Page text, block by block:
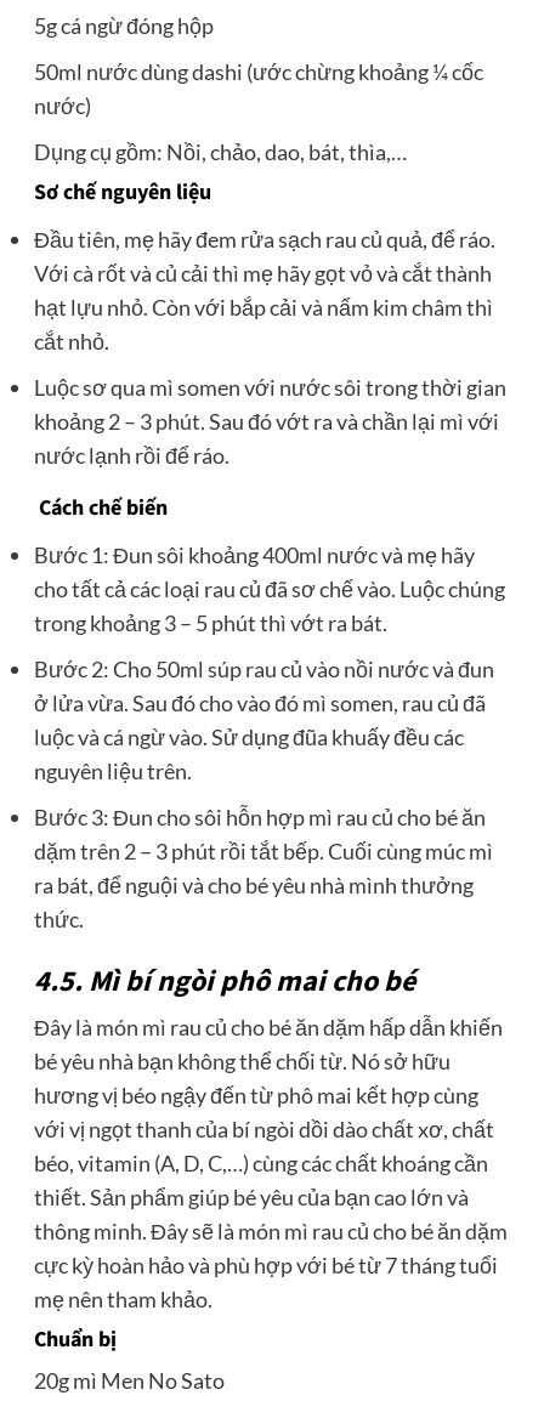
5g cá ngừ đóng hộp
50ml nước dùng dashi (ước chừng khoảng ¼ cốc
nước)
Dụng cụ gồm: Nồi, chảo, dao, bát, thìa,…
Sơ chế nguyên liệu
Đầu tiên, mẹ hãy đem rửa sạch rau củ quả, để ráo.
Với cà rốt và củ cải thì mẹ hãy gọt vỏ và cắt thành
hạt lựu nhỏ. Còn với bắp cải và nấm kim châm thì
cắt nhỏ.
Luộc sơ qua mì somen với nước sôi trong thời gian
khoảng 2 – 3 phút. Sau đó vớt ra và chần lại mì với
nước lạnh rồi để ráo.
Cách chế biến
Bước 1: Đun sôi khoảng 400ml nước và mẹ hãy
cho tất cả các loại rau củ đã sơ chế vào. Luộc chúng
trong khoảng 3 – 5 phút thì vớt ra bát.
Bước 2: Cho 50ml súp rau củ vào nồi nước và đun
ở lửa vừa. Sau đó cho vào đó mì somen, rau củ đã
luộc và cá ngừ vào. Sử dụng đũa khuấy đều các
nguyên liệu trên.
Bước 3: Đun cho sôi hỗn hợp mì rau củ cho bé ăn
dặm trên 2 – 3 phút rồi tắt bếp. Cuối cùng múc mì
ra bát, để nguội và cho bé yêu nhà mình thưởng
thức.
4.5. Mì bí ngòi phô mai cho bé
Đây là món mì rau củ cho bé ăn dặm hấp dẫn khiến
bé yêu nhà bạn không thể chối từ. Nó sở hữu
hương vị béo ngậy đến từ phô mai kết hợp cùng
với vị ngọt thanh của bí ngòi dồi dào chất xơ, chất
béo, vitamin (A, D, C,…) cùng các chất khoáng cần
thiết. Sản phẩm giúp bé yêu của bạn cao lớn và
thông minh. Đây sẽ là món mì rau củ cho bé ăn dặm
cực kỳ hoàn hảo và phù hợp với bé từ 7 tháng tuổi
mẹ nên tham khảo.
Chuẩn bị
20g mì Men No Sato